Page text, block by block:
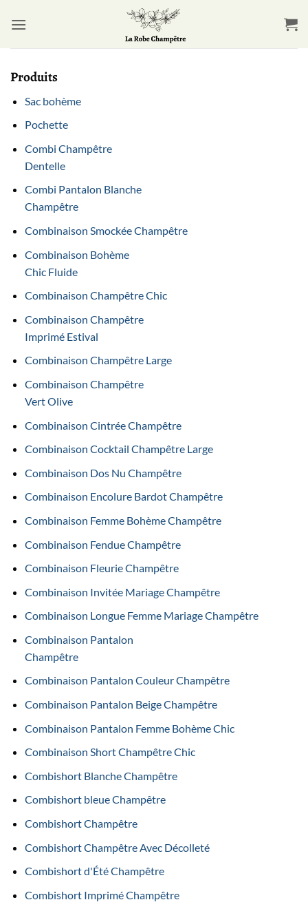
Produits
Sac bohème
Pochette
Combi Champêtre
Dentelle
Combi Pantalon Blanche
Champêtre
Combinaison Smockée Champêtre
Combinaison Bohème
Chic Fluide
Combinaison Champêtre Chic
Combinaison Champêtre
Imprimé Estival
Combinaison Champêtre Large
Combinaison Champêtre
Vert Olive
Combinaison Cintrée Champêtre
Combinaison Cocktail Champêtre Large
Combinaison Dos Nu Champêtre
Combinaison Encolure Bardot Champêtre
Combinaison Femme Bohème Champêtre
Combinaison Fendue Champêtre
Combinaison Fleurie Champêtre
Combinaison Invitée Mariage Champêtre
Combinaison Longue Femme Mariage Champêtre
Combinaison Pantalon
Champêtre
Combinaison Pantalon Couleur Champêtre
Combinaison Pantalon Beige Champêtre
Combinaison Pantalon Femme Bohème Chic
Combinaison Short Champêtre Chic
Combishort Blanche Champêtre
Combishort bleue Champêtre
Combishort Champêtre
Combishort Champêtre Avec Décolleté
Combishort d'Été Champêtre
Combishort Imprimé Champêtre